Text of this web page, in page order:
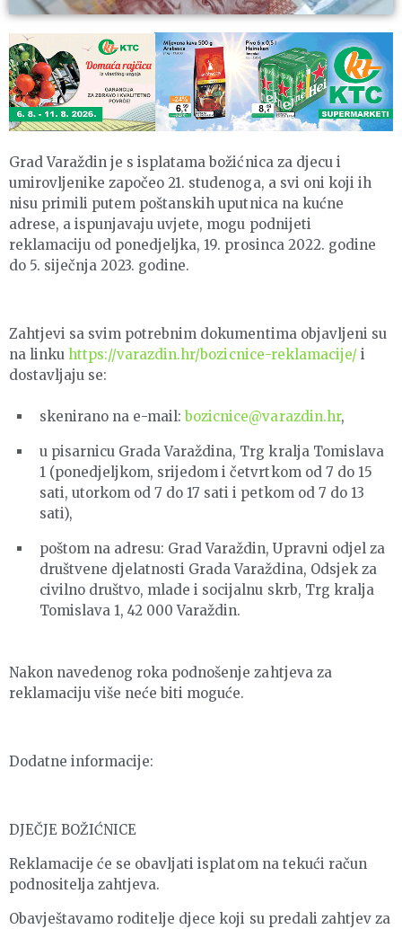
Grad Varaždin je s isplatama božićnica za djecu i
umirovljenike započeo 21. studenoga, a svi oni koji ih
nisu primili putem poštanskih uputnica na kućne
adrese, a ispunjavaju uvjete, mogu podnijeti
reklamaciju od ponedjeljka, 19. prosinca 2022. godine
do 5. siječnja 2023. godine.
Zahtjevi sa svim potrebnim dokumentima objavljeni su
na linkuhttps://varazdin.hr/bozicnice-reklamacije/i
dostavljaju se:
skenirano na e-mail:bozicnice@varazdin.hr,
u pisarnicu Grada Varaždina, Trg kralja Tomislava
1 (ponedjeljkom, srijedom i četvrtkom od 7 do 15
sati, utorkom od 7 do 17 sati i petkom od 7 do 13
sati),
poštom na adresu: Grad Varaždin, Upravni odjel za
društvene djelatnosti Grada Varaždina, Odsjek za
civilno društvo, mlade i socijalnu skrb, Trg kralja
Tomislava 1, 42 000 Varaždin.
Nakon navedenog roka podnošenje zahtjeva za
reklamaciju više neće biti moguće.
Dodatne informacije:
DJEČJE BOŽIĆNICE
Reklamacije će se obavljati isplatom na tekući račun
podnositelja zahtjeva.
Obavještavamo roditelje djece koji su predali zahtjev za